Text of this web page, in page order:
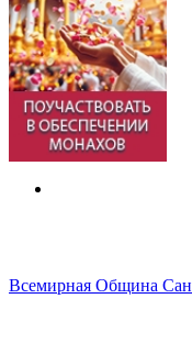
Всемирная Община